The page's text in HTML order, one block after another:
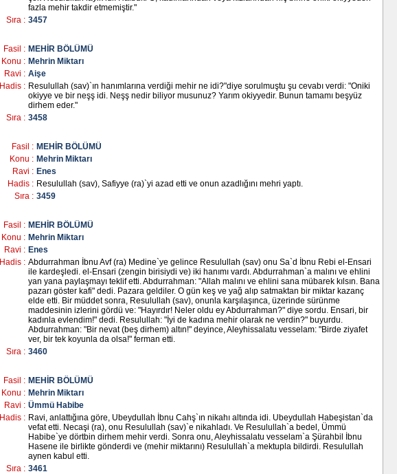
fazla mehir takdir etmemiştir."
Sıra : 3457
Fasil : MEHİR BÖLÜMÜ
Konu : Mehrin Miktarı
Ravi : Aişe
Hadis : Resulullah (sav)`ın hanımlarına verdiği mehir ne idi?"diye sorulmuştu şu cevabı verdi: "Oniki
okiyye ve bir neşş idi. Neşş nedir biliyor musunuz? Yarım okiyyedir. Bunun tamamı beşyüz
dirhem eder."
Sıra : 3458
Fasil : MEHİR BÖLÜMÜ
Konu : Mehrin Miktarı
Ravi : Enes
Hadis : Resulullah (sav), Safiyye (ra)`yi azad etti ve onun azadlığını mehri yaptı.
Sıra : 3459
Fasil : MEHİR BÖLÜMÜ
Konu : Mehrin Miktarı
Ravi : Enes
Hadis : Abdurrahman İbnu Avf (ra) Medine`ye gelince Resulullah (sav) onu Sa`d İbnu Rebi el-Ensari
ile kardeşledi. el-Ensari (zengin birisiydi ve) iki hanımı vardı. Abdurrahman`a malını ve ehlini
yan yana paylaşmayı teklif etti. Abdurrahman: "Allah malını ve ehlini sana mübarek kılsın. Bana
pazarı göster kafi" dedi. Pazara geldiler. O gün keş ve yağ alıp satmaktan bir miktar kazanç
elde etti. Bir müddet sonra, Resulullah (sav), onunla karşılaşınca, üzerinde sürünme
maddesinin izlerini gördü ve: "Hayırdır! Neler oldu ey Abdurrahman?" diye sordu. Ensari, bir
kadınla evlendim!" dedi. Resulullah: "İyi de kadına mehir olarak ne verdin?" buyurdu.
Abdurrahman: "Bir nevat (beş dirhem) altın!" deyince, Aleyhissalatu vesselam: "Birde ziyafet
ver, bir tek koyunla da olsa!" ferman etti.
Sıra : 3460
Fasil : MEHİR BÖLÜMÜ
Konu : Mehrin Miktarı
Ravi : Ümmü Habibe
Hadis : Ravi, anlattığına göre, Ubeydullah İbnu Cahş`ın nikahı altında idi. Ubeydullah Habeşistan`da
vefat etti. Necaşi (ra), onu Resulullah (sav)`e nikahladı. Ve Resulullah`a bedel, Ümmü
Habibe`ye dörtbin dirhem mehir verdi. Sonra onu, Aleyhissalatu vesselam`a Şürahbil İbnu
Hasene ile birlikte gönderdi ve (mehir miktarını) Resulullah`a mektupla bildirdi. Resulullah
aynen kabul etti.
Sıra : 3461